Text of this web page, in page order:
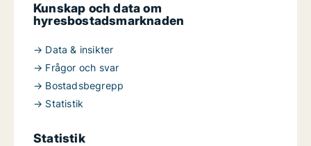
Kunskap och data om
hyresbostadsmarknaden
→ Data & insikter
→ Frågor och svar
→ Bostadsbegrepp
→ Statistik
Statistik